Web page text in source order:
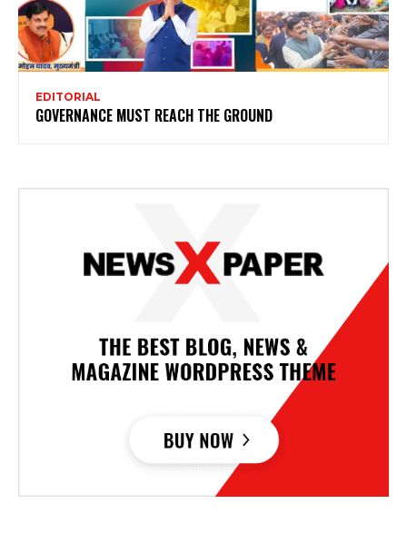
EDITORIAL
GOVERNANCE MUST REACH THE GROUND